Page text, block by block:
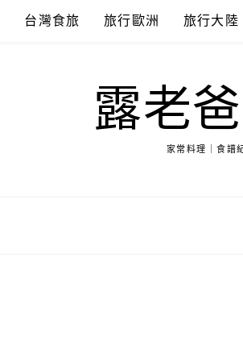
台灣食旅 旅行歐洲 旅行大陸
露老
家常料理｜食譜